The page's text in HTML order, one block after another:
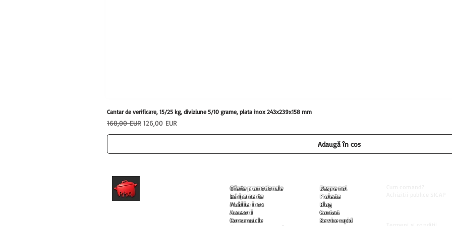
Cantar de verificare, 15/25 kg, diviziune 5/10 grame, plata inox 243x239x158 mm
Preț normal
168,00 EUR Preț redus
126,00 EUR
Adaugă în coș
Oferte promotionale
Echipamente
Mobilier inox
Accesorii
Consumabile
Despre noi
Proiecte
Blog
Contact
Service rapid